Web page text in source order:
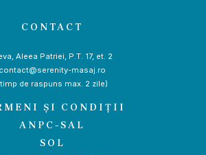
CONTACT
Aleea Patriei, P.T. 17, et. 2
contact@serenity-masaj.ro
de raspuns max. 2 zile)
ȘI CONDIȚII
ANPC-SAL
SOL